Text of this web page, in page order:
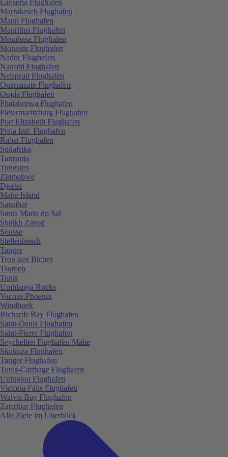
Lanseria Flughafen
Marrakesch Flughafen
Maun Flughafen
Mauritius Flughafen
Mombasa Flughafen
Monastir Flughafen
Nador Flughafen
Nairobi Flughafen
Nelspruit Flughafen
Ouarzazate Flughafen
Oujda Flughafen
Phalaborwa Flughafen
Pietermaritzburg Flughafen
Port Elizabeth Flughafen
Praia Intl. Flughafen
Rabat Flughafen
Südafrika
Tanzania
Tunesien
Zimbabwe
Djerba
Mahe Island
Sansibar
Santa Maria do Sal
Sheikh Zayed
Sousse
Stellenbosch
Tanger
Trou aux Biches
Tsumeb
Tunis
Umhlanga Rocks
Vacoas-Phoenix
Windhoek
Richards Bay Flughafen
Saint-Denis Flughafen
Saint-Pierre Flughafen
Seychellen Flughafen Mahe
Skukuza Flughafen
Tanger Flughafen
Tunis-Carthage Flughafen
Upington Flughafen
Victoria Falls Flughafen
Walvis Bay Flughafen
Zanzibar Flughafen
Alle Ziele im Überblick